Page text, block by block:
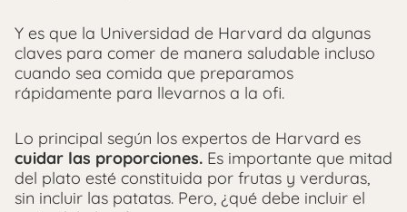
Y es que la Universidad de Harvard da algunas
claves para comer de manera saludable incluso
cuando sea comida que preparamos
rápidamente para llevarnos a la ofi.
Lo principal según los expertos de Harvard es
cuidar las proporciones. Es importante que mitad
del plato esté constituida por frutas y verduras,
sin incluir las patatas. Pero, ¿qué debe incluir el